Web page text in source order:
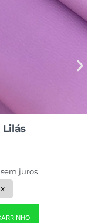
sem juros